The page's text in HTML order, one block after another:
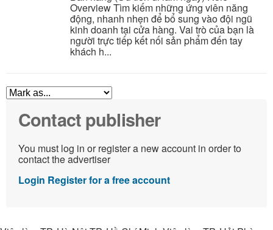
Overview Tìm kiếm những ứng viên năng
động, nhanh nhẹn để bổ sung vào đội ngũ
kinh doanh tại cửa hàng. Vai trò của bạn là
người trực tiếp kết nối sản phẩm đến tay
khách h...
Contact publisher
You must log in or register a new account in order to
contact the advertiser
Login Register for a free account